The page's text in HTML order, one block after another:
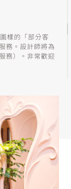
樣的「部分客
務。設計師將為
務）。非常歡迎